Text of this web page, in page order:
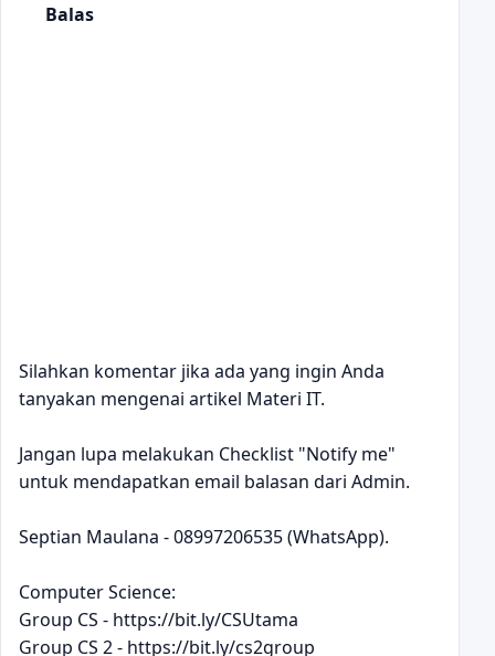
Balas
Silahkan komentar jika ada yang ingin Anda
tanyakan mengenai artikel Materi IT.
Jangan lupa melakukan Checklist "Notify me"
untuk mendapatkan email balasan dari Admin.
Septian Maulana - 08997206535 (WhatsApp).
Computer Science:
Group CS - https://bit.ly/CSUtama
Group CS 2 - https://bit.ly/cs2group